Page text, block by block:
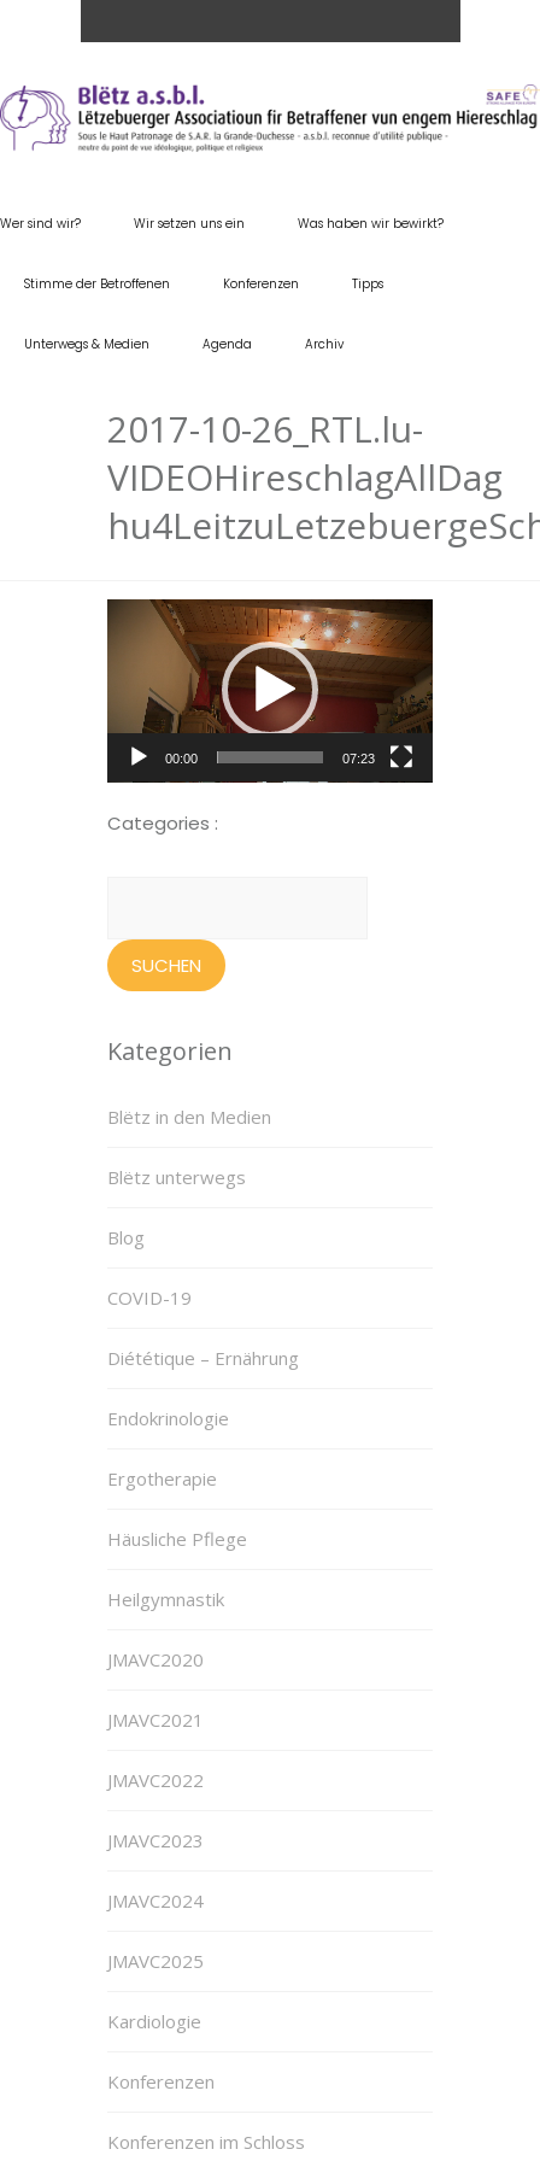
Wer sind wir? Wir setzen uns ein Was haben wir bewirkt?
Stimme der Betroffenen Konferenzen Tipps
Unterwegs & Medien Agenda Archiv
2017-10-26_RTL.lu-
VIDEOHireschlagAllDag
Video-
00:00 07:23
Categories :
Kategorien
Blëtz in den Medien
Blëtz unterwegs
Blog
COVID-19
Diététique – Ernährung
Endokrinologie
Ergotherapie
Häusliche Pflege
Heilgymnastik
JMAVC2020
JMAVC2021
JMAVC2022
JMAVC2023
JMAVC2024
JMAVC2025
Kardiologie
Konferenzen
Konferenzen im Schloss